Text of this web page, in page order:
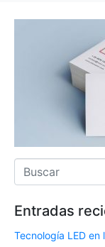
Entradas
Tecnología LED